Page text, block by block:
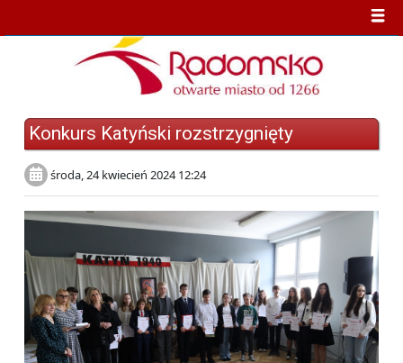
Konkurs Katyński rozstrzygnięty
środa, 24 kwiecień 2024 12:24